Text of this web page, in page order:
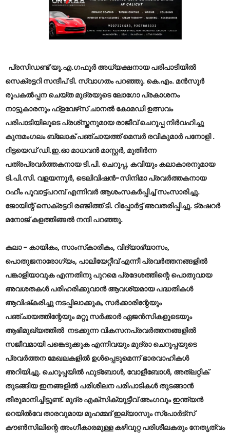
പ്രസിഡണ്ട് യൂ.എ.ഗഫൂര്‍ അധ്യക്ഷനായ പരിപാടിയില്‍
സെക്രട്ടറി സന്ദീപ് ടി. സ്വാഗതം പറഞ്ഞു. കെ.എം. മന്‍സൂര്‍
രൂപകല്‍പ്പന ചെയ്ത മുദ്രയുടെ ലോഗോ പ്രകാശനം
നാട്ടുകാരനും ഫ്‌ളവേഴ്‌സ് ചാനല്‍ കോമഡി ഉത്സവം
പരിപാടിയിലൂടെ പ്രശ്‌സ്തനുമായ രാജീവ് ചെറൂപ്പ നിർവഹിച്ചു
കുന്ദമംഗലം ബ്ലോക് പഞ്ചായത്ത് മെമ്പര്‍ രവികുമാര്‍ പനോളി .
റിട്ടയെഡ് ഡി.ഇ.ഓ മാധവന്‍ മാസ്റ്റര്‍, മുതിര്‍ന്ന
പത്രപ്രവര്‍ത്തകനായ ടി.പി. ചെറൂപ്പ, കവിയും കലാകാരനുമായ
ടി.പി.സി. വളയന്നൂര്‍, ടെലിവിഷന്‍-സിനിമാ പ്രവര്‍ത്തകനായ
റഹീം പൂവാട്ട്പറമ്പ് എന്നിവര്‍ ആശംസകര്‍പ്പിച്ച് സംസാരിച്ചു.
ജോയിന്റ് സെക്രട്ടറി രഞ്ജിത്ത് ടി. റിപ്പോര്‍ട്ട് അവതരിപ്പിച്ചു. ട്രഷറര്‍
മനോജ് കളത്തിങ്ങല്‍ നന്ദി പറഞ്ഞു.
കലാ - കായികം, സാംസ്‌കാരികം, വിദ്യാഭ്യാസം,
പൊതുജനാരോഗ്യം, പാലിയേറ്റീവ് എന്നീ പ്രവര്‍ത്തനങ്ങളില്‍
പങ്കാളിയാവുക എന്നതിനു പുറമെ പ്രദേശത്തിന്റെ പൊതുവായ
അവശതകള്‍ പരിഹരിക്കുവാന്‍ ആവശ്യമായ പദ്ധതികള്‍
ആവിഷ്‌കരിച്ചു നടപ്പിലാക്കുക, സര്‍ക്കാരിന്റേയും
പഞ്ചായത്തിന്റേയും മറ്റു സര്‍ക്കാര്‍ ഏജന്‍സികളുടെയും
ആഭിമുഖ്യത്തില്‍ നടക്കുന്ന വികസനപ്രവര്‍ത്തനങ്ങളില്‍
സജീവമായി പങ്കെടുക്കുക എന്നിവയും മുദ്രാ ചെറൂപ്പയുടെ
പ്രവര്‍ത്തന മേഖലകളില്‍ ഉള്‍പ്പെടുമെന്ന് ഭാരവാഹികള്‍
അറിയിച്ചു. ചെറൂപ്പയില്‍ ഫുട്‌ബോള്‍, വോളീബോള്‍, അത്‌ലറ്റിക്
തുടങ്ങിയ ഇനങ്ങളില്‍ പരിശീലന പരിപാടികള്‍ തുടങ്ങാന്‍
തീരുമാനിച്ചിട്ടുണ്ട്. മുദ്ര എക്‌സിക്യൂട്ടീവ് അംഗവും ഇന്ത്യന്‍
റെയില്‍വേ താരവുമായ മുഹമ്മദ് ഇല്യാസും സ്‌പോര്‍ട്‌സ്
കൗണ്‍സിലിന്റെ അംഗീകാരമുള്ള കഴിവുറ്റ പരിശീലകരും നേതൃത്വം